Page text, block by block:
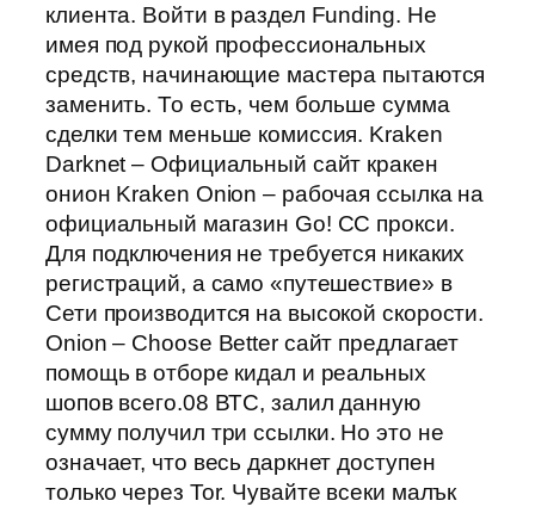
клиента. Войти в раздел Funding. Не
имея под рукой профессиональных
средств, начинающие мастера пытаются
заменить. То есть, чем больше сумма
сделки тем меньше комиссия. Kraken
Darknet – Официальный сайт кракен
онион Kraken Onion – рабочая ссылка на
официальный магазин Go! CC прокси.
Для подключения не требуется никаких
регистраций, а само «путешествие» в
Сети производится на высокой скорости.
Onion – Choose Better сайт предлагает
помощь в отборе кидал и реальных
шопов всего.08 ВТС, залил данную
сумму получил три ссылки. Но это не
означает, что весь даркнет доступен
только через Tor. Чувайте всеки малък